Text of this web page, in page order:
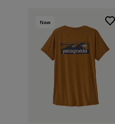
New